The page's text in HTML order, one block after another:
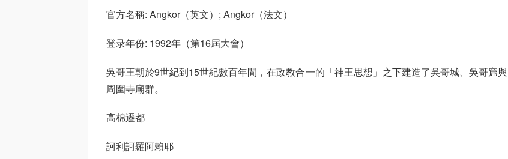
官方名稱: Angkor（英文）; Angkor（法文）
登录年份: 1992年（第16屆大會）
吳哥王朝於9世紀到15世紀數百年間，在政教合一的「神王思想」之下建造了吳哥城、吳哥窟與
周圍寺廟群。
高棉遷都
訶利訶羅阿賴耶